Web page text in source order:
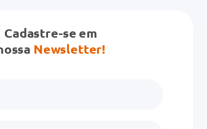
Cadastre-se em
Newsletter!